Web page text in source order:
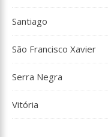
Santiago
São Francisco Xavier
Serra Negra
Vitória